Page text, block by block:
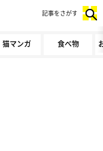
猫マンガ 食べ物
記事をさがす